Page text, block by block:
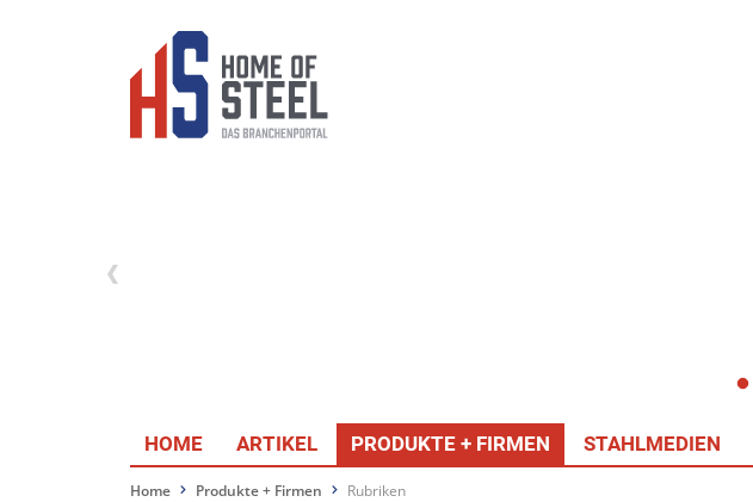
HOME ARTIKEL PRODUKTE + FIRMEN STAHLMEDIEN
Home Produkte + Firmen Rubriken